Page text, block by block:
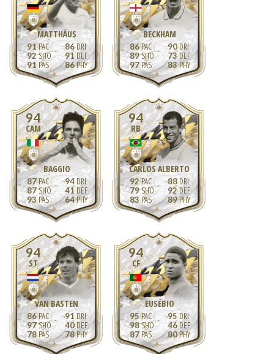
MATTHÄUS
91
92
91
86
91
86
BECKHAM
86
89
97
90
73
83
94
CAM
BAGGIO
87
87
93
94
41
64
94
RB
CARLOS ALBERTO
92
79
83
88
92
89
94
ST
VAN BASTEN
86
97
78
91
40
78
94
CF
EUSÉBIO
95
98
87
95
46
80